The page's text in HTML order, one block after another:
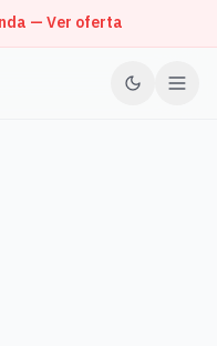
— Ver oferta